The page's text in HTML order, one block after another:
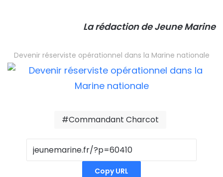
La rédaction de Jeune Marine
Devenir réserviste opérationnel dans la Marine nationale
Commandant Charcot
Copy URL